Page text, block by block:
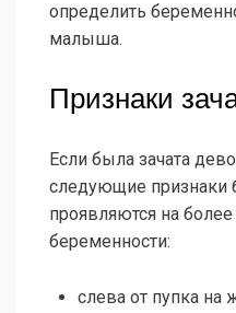
определить
малыша.
Признаки
Если была зачата
следующие признаки
проявляются на
беременности:
слева от пупка на